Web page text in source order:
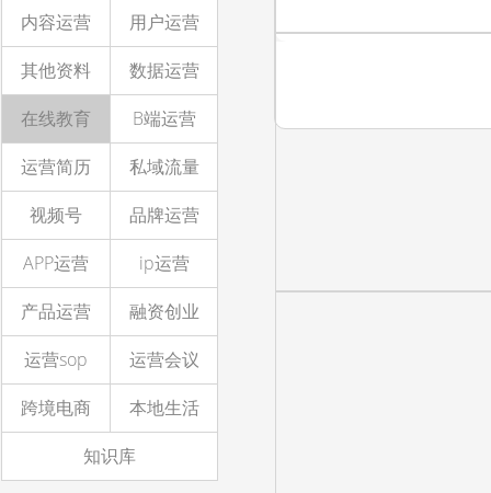
内容运营
用户运营
其他资料
数据运营
在线教育
B端运营
运营简历
私域流量
视频号
品牌运营
APP运营
ip运营
产品运营
融资创业
运营sop
运营会议
跨境电商
本地生活
知识库